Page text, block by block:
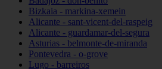
Bizkaia - markina-xemein
Alicante - sant-vicent-del-raspeig
Alicante - guardamar-del-segura
Asturias - belmonte-de-miranda
Pontevedra - o-grove
Lugo - barreiros